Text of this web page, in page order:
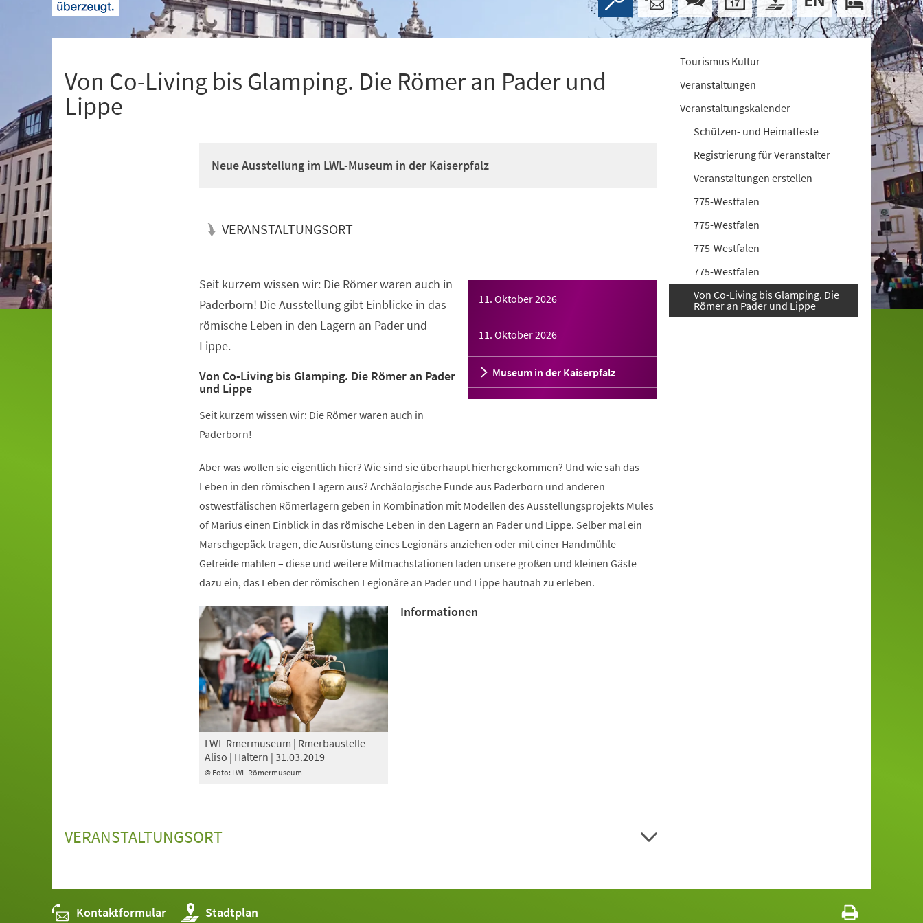
Von Co-Living bis Glamping. Die Römer an Pader und
Lippe
Neue Ausstellung im LWL-Museum in der Kaiserpfalz
VERANSTALTUNGSORT
11. Oktober 2026
–
11. Oktober 2026
Museum in der Kaiserpfalz
Seit kurzem wissen wir: Die Römer waren auch in
Paderborn! Die Ausstellung gibt Einblicke in das
römische Leben in den Lagern an Pader und
Lippe.
Von Co-Living bis Glamping. Die Römer an Pader
und Lippe
Seit kurzem wissen wir: Die Römer waren auch in
Paderborn!
Aber was wollen sie eigentlich hier? Wie sind sie überhaupt hierhergekommen? Und wie sah das
Leben in den römischen Lagern aus? Archäologische Funde aus Paderborn und anderen
ostwestfälischen Römerlagern geben in Kombination mit Modellen des Ausstellungsprojekts Mules
of Marius einen Einblick in das römische Leben in den Lagern an Pader und Lippe. Selber mal ein
Marschgepäck tragen, die Ausrüstung eines Legionärs anziehen oder mit einer Handmühle
Getreide mahlen – diese und weitere Mitmachstationen laden unsere großen und kleinen Gäste
dazu ein, das Leben der römischen Legionäre an Pader und Lippe hautnah zu erleben.
© Foto: LWL-Römermuseum
LWL Rmermuseum | Rmerbaustelle
Aliso | Haltern | 31.03.2019
Informationen
VERANSTALTUNGSORT
Tourismus Kultur
Veranstaltungen
Veranstaltungskalender
Schützen- und Heimatfeste
Registrierung für Veranstalter
Veranstaltungen erstellen
775-Westfalen
775-Westfalen
775-Westfalen
775-Westfalen
Von Co-Living bis Glamping. Die
Römer an Pader und Lippe
Kontaktformular Stadtplan
(Öffnet